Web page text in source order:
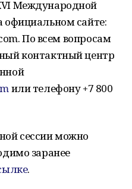
Международной
официальном сайте:
По всем вопросам
контактный центр
или телефону +7 800
сессии можно
заранее
.